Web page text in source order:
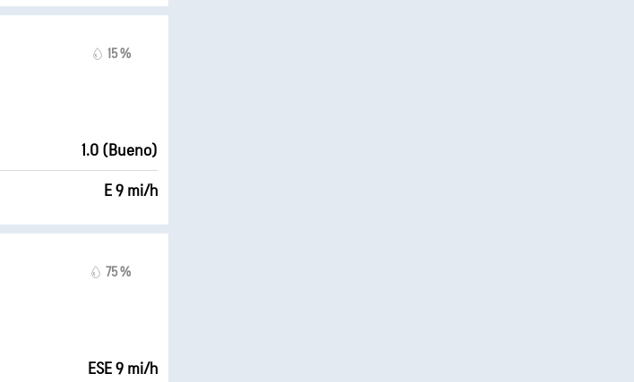
15 %
1.0 (Bueno)
E 9 mi/h
75 %
ESE 9 mi/h